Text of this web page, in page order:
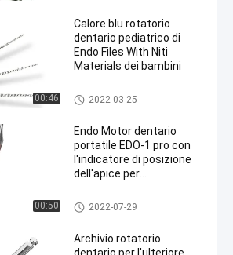
00:46
Calore blu rotatorio
dentario pediatrico di
Endo Files With Niti
Materials dei bambini
Endo Files rotatorio
2022-03-25
00:50
Endo Motor dentario
portatile EDO-1 pro con
l'indicatore di posizione
dell'apice per
radicolare
Endo Files rotatorio
2022-07-29
Archivio rotatorio